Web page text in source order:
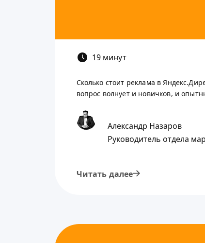
19 минут
Сколько стоит реклама в
вопрос волнует и новичков, и
Александр Назаров
Руководитель отдела
Читать далее